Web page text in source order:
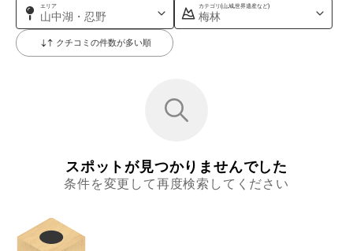
エリア
山中湖・忍野
カテゴリ(山,城,世界遺産など)
梅林
クチコミの件数が多い順
スポットが見つかりませんでした
条件を変更して再度検索してください